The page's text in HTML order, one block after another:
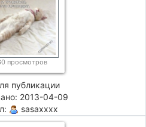
просмотров
публикации
2013-04-09
sasaxxxx